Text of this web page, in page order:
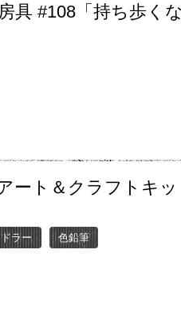
具 #108「持ち歩く
ート＆クラフトキ
ラー 色鉛筆